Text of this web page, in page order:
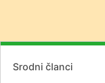
Srodni članci